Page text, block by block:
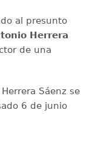
al presunto
Herrera
de una
Sáenz se
6 de junio